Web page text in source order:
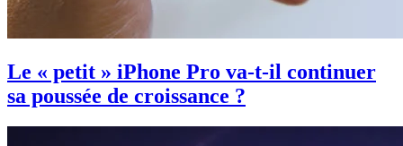
Le « petit » iPhone Pro va-t-il continuer
sa poussée de croissance ?